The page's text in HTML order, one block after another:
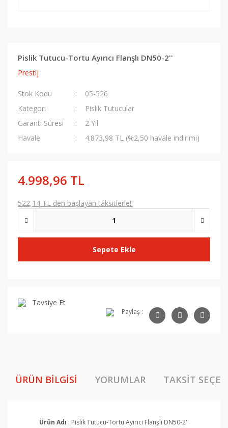
Pislik Tutucu-Tortu Ayırıcı Flanşlı DN50-2''
Prestij
Stok Kodu
05-526
Kategori
Pislik Tutucular
Garanti Süresi
2 Yıl
Havale
4.873,98 TL (%2,50 havale indirimi)
4.998,96 TL
522,14 TL den başlayan taksitlerle!!
Sepete Ekle
Tavsiye Et
Paylaş :
ÜRÜN BILGISI YORUMLAR TAKSIT
Ürün Adı : Pislik Tutucu-Tortu Ayırıcı Flanşlı DN50-2''